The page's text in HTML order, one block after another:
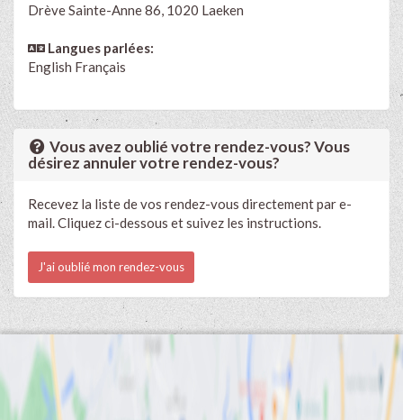
Drève Sainte-Anne 86, 1020 Laeken
Langues parlées:
English Français
Vous avez oublié votre rendez-vous? Vous
désirez annuler votre rendez-vous?
Recevez la liste de vos rendez-vous directement par e-
mail. Cliquez ci-dessous et suivez les instructions.
J'ai oublié mon rendez-vous